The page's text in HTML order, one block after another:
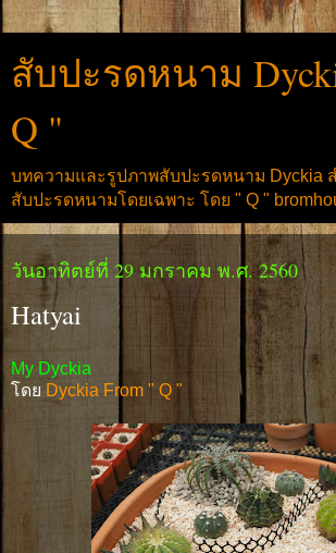
สับปะรดหนาม
Q "
บทความและรูปภาพสับปะรดหนาม Dyckia
สับปะรดหนามโดยเฉพาะ โดย " Q "
วันอาทิตย์ที่ 29 มกราคม พ.ศ. 2560
Hatyai
My Dyckia
โดย Dyckia From " Q "